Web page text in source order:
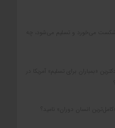
می‌خورد و تسلیم می‌شود، چه
«بمباران برای تسلیم» آمریکا در
انسان دوران» نامید؟